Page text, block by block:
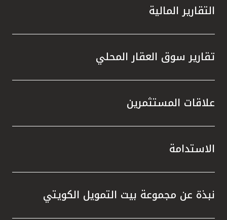
التقارير المالية
تقارير سوق العقار المحلي
علاقات المستثمرين
الاستدامة
نبذة عن مجموعة بيت التمويل الكويتي